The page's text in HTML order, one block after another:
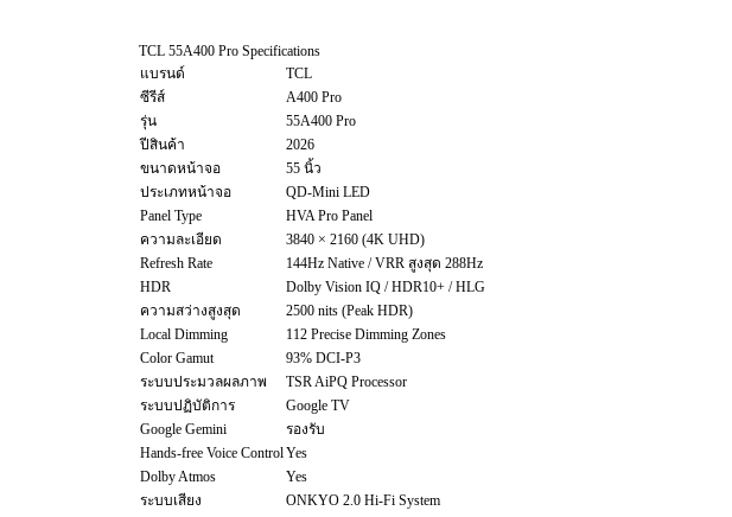
TCL 55A400 Pro Specifications
แบรนด์
TCL
ซีรีส์
A400 Pro
รุ่น
55A400 Pro
ปีสินค้า
2026
ขนาดหน้าจอ
55 นิ้ว
ประเภทหน้าจอ
QD-Mini LED
Panel Type
HVA Pro Panel
ความละเอียด
3840 × 2160 (4K UHD)
Refresh Rate
144Hz Native / VRR สูงสุด 288Hz
HDR
Dolby Vision IQ / HDR10+ / HLG
ความสว่างสูงสุด
2500 nits (Peak HDR)
Local Dimming
112 Precise Dimming Zones
Color Gamut
93% DCI-P3
ระบบประมวลผลภาพ
TSR AiPQ Processor
ระบบปฏิบัติการ
Google TV
Google Gemini
รองรับ
Hands-free Voice ControlYes
Dolby Atmos
Yes
ระบบเสียง
ONKYO 2.0 Hi-Fi System